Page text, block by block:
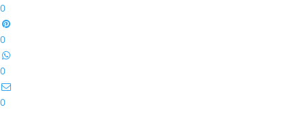
0
0
0
0